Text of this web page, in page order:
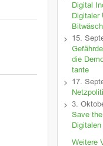
Digital
Digitaler
15.
die
tante
17.
3.
Save
Weitere